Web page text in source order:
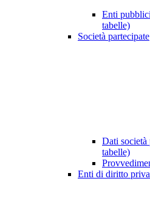
Enti
tabelle)
Società partecipate
Dati società
tabelle)
Enti di diritto